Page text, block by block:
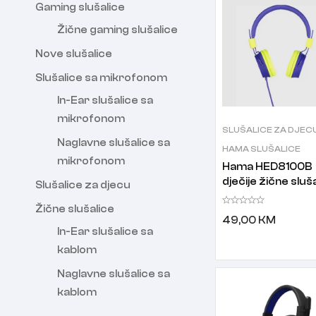
Gaming slušalice
Žične gaming slušalice
Nove slušalice
Slušalice sa mikrofonom
In-Ear slušalice sa
mikrofonom
Naglavne slušalice sa
mikrofonom
Slušalice za djecu
Žične slušalice
In-Ear slušalice sa
kablom
Naglavne slušalice sa
kablom
SLUŠALICE ZA
HAMA SLUŠALICE
Hama HED8100B
dječije žične
49,00 KM